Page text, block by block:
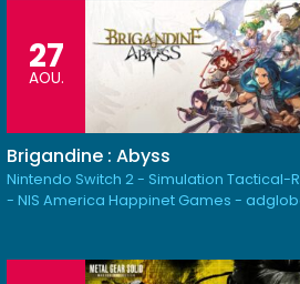
27
AOU.
Brigandine : Abyss
Nintendo Switch 2 - Simulation Tactical-
- NIS America Happinet Games -